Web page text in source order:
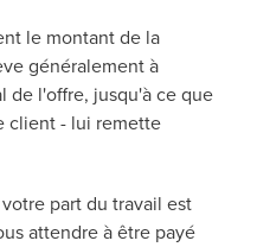
le montant de la
généralement à
de l'offre, jusqu'à ce que
client - lui remette
part du travail est
attendre à être payé